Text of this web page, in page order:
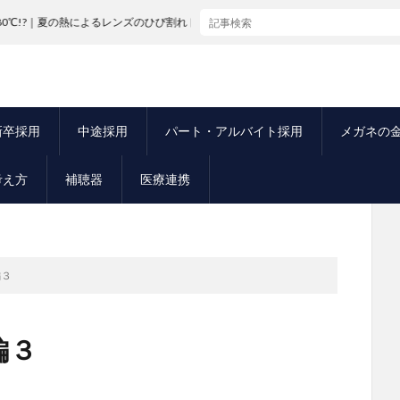
卒採用 中途採用 パート・アルバイト採用 メガネの
方 補聴器 医療連携
によるレンズのひび割れトラブル